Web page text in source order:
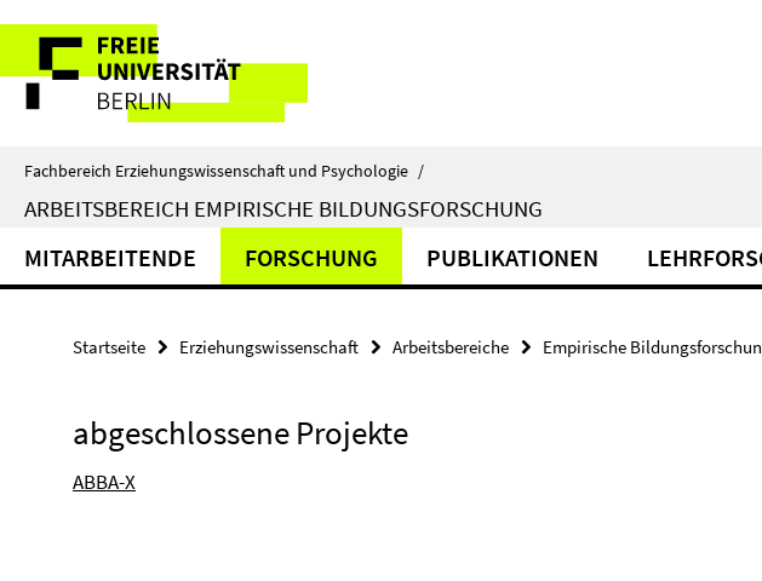
direkt
zu
Inhalt
Service-
Navigation
Fachbereich Erziehungswissenschaft und Psychologie /
ARBEITSBEREICH EMPIRISCHE BILDUNGSFORSCHUNG
MITARBEITENDE FORSCHUNG PUBLIKATIONEN
Startseite Erziehungswissenschaft Arbeitsbereiche Empirische
abgeschlossene Projekte
ABBA-X